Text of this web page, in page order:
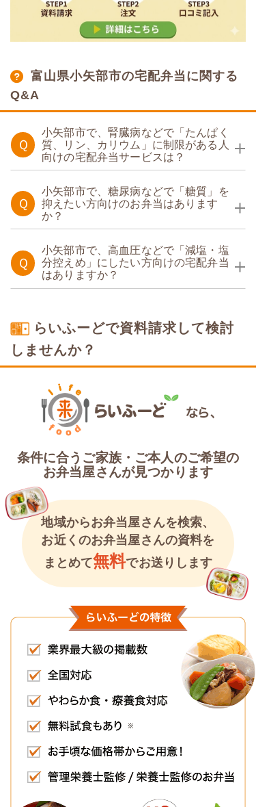
富山県小矢部市の宅配弁当に関する
Q&A
Ｑ
小矢部市で、腎臓病などで「たんぱく
質、リン、カリウム」に制限がある人
向けの宅配弁当サービスは？
Ｑ
小矢部市で、糖尿病などで「糖質」を
抑えたい方向けのお弁当はあります
か？
Ｑ
小矢部市で、高血圧などで「減塩・塩
分控えめ」にしたい方向けの宅配弁当
はありますか？
らいふーどで資料請求して検討
しませんか？
条件に合うご家族・ご本人のご希望の
お弁当屋さんが見つかります
地域からお弁当屋さんを検索、
お近くのお弁当屋さんの資料を
まとめて無料でお送りします